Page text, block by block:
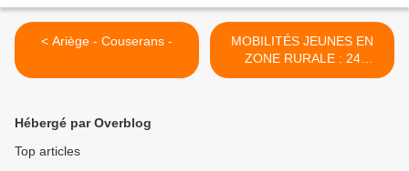
< Ariège - Couserans -
MOBILITÉS JEUNES EN
ZONE RURALE : 24
MISSIONS LOCALES
Hébergé par Overblog
Top articles